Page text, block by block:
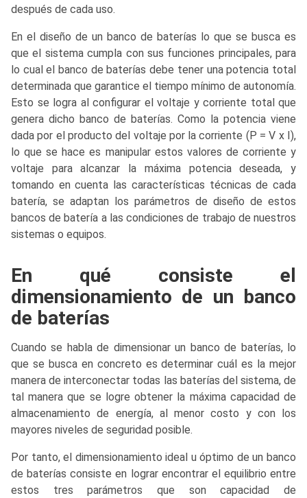
después de cada uso.
En el diseño de un banco de baterías lo que se busca es
que el sistema cumpla con sus funciones principales, para
lo cual el banco de baterías debe tener una potencia total
determinada que garantice el tiempo mínimo de autonomía.
Esto se logra al configurar el voltaje y corriente total que
genera dicho banco de baterías. Como la potencia viene
dada por el producto del voltaje por la corriente (P = V x I),
lo que se hace es manipular estos valores de corriente y
voltaje para alcanzar la máxima potencia deseada, y
tomando en cuenta las características técnicas de cada
batería, se adaptan los parámetros de diseño de estos
bancos de batería a las condiciones de trabajo de nuestros
sistemas o equipos.
En qué consiste el
dimensionamiento de un banco
de baterías
Cuando se habla de dimensionar un banco de baterías, lo
que se busca en concreto es determinar cuál es la mejor
manera de interconectar todas las baterías del sistema, de
tal manera que se logre obtener la máxima capacidad de
almacenamiento de energía, al menor costo y con los
mayores niveles de seguridad posible.
Por tanto, el dimensionamiento ideal u óptimo de un banco
de baterías consiste en lograr encontrar el equilibrio entre
estos tres parámetros que son capacidad de